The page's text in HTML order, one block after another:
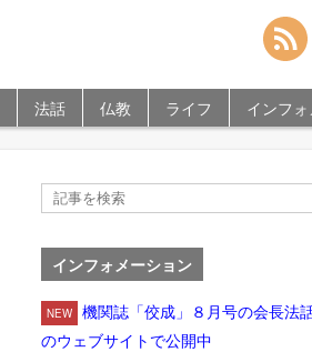
法話 仏教 ライフ インフ
インフォメーション
NEW
機関誌「佼成」８月号の会長法
のウェブサイトで公開中